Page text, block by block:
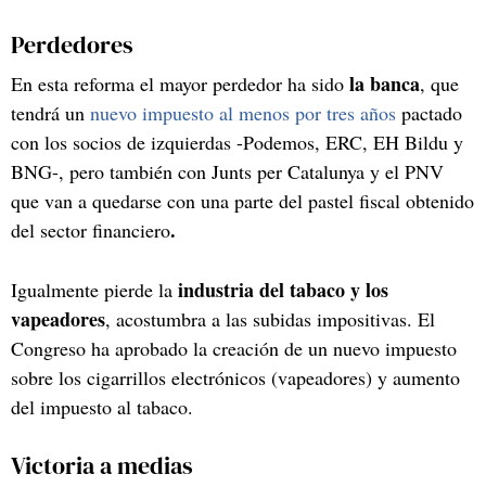
Perdedores
En esta reforma el mayor perdedor ha sido la banca, que
tendrá un nuevo impuesto al menos por tres años pactado
con los socios de izquierdas -Podemos, ERC, EH Bildu y
BNG-, pero también con Junts per Catalunya y el PNV
que van a quedarse con una parte del pastel fiscal obtenido
del sector financiero.
Igualmente pierde la industria del tabaco y los
vapeadores, acostumbra a las subidas impositivas. El
Congreso ha aprobado la creación de un nuevo impuesto
sobre los cigarrillos electrónicos (vapeadores) y aumento
del impuesto al tabaco.
Victoria a medias